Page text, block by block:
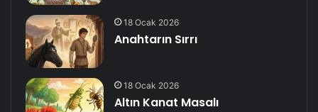
18 Ocak 2026
Anahtarın Sırrı
18 Ocak 2026
Altın Kanat Masalı